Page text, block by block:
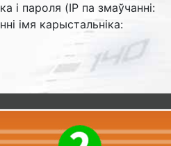
і пароля (IP па змаўчанні:
імя карыстальніка: